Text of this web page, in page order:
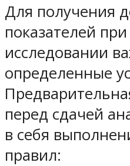
Для получения
показателей
исследовании
определенные
перед сдачей
в себя
правил: